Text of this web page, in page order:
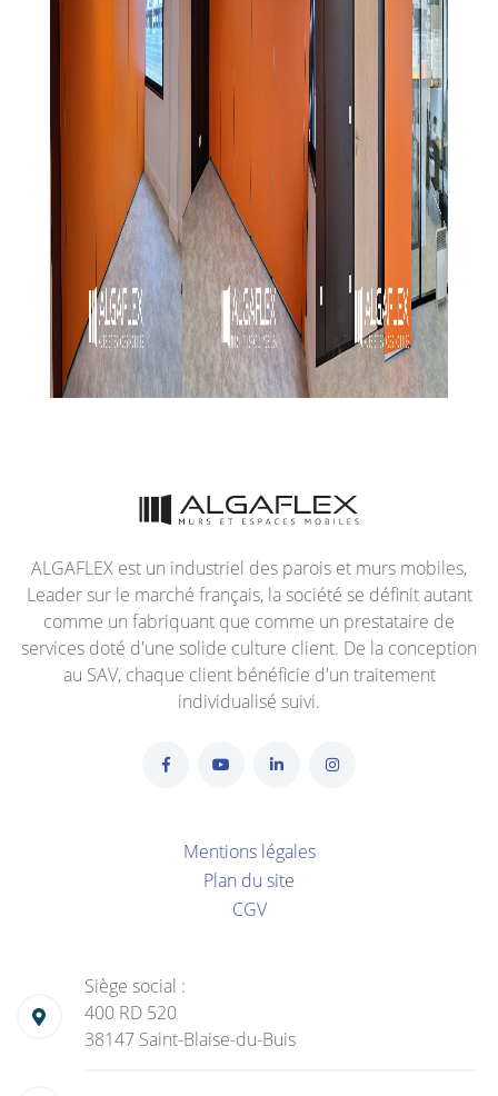
ALGAFLEX est un industriel des parois et murs mobiles,
Leader sur le marché français, la société se définit autant
comme un fabriquant que comme un prestataire de
services doté d'une solide culture client. De la conception
au SAV, chaque client bénéficie d'un traitement
individualisé suivi.
Mentions légales
Plan du site
CGV
Siège social :
400 RD 520
38147 Saint-Blaise-du-Buis